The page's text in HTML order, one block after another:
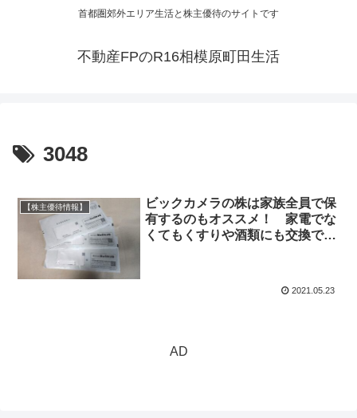
首都圏郊外エリア生活と株主優待のサイトです
不動産FPのR16相模原町田生活
3048
【株主優待情報】
ビックカメラの株は家族全員で保
有するのもオススメ！ 家電でな
くてもくすりや酒類にも交換でき
2021.05.23
AD